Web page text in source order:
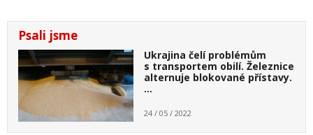
Psali jsme
Ukrajina čelí problémům
s transportem obilí. Železnice
alternuje blokované přístavy.
…
24 / 05 / 2022